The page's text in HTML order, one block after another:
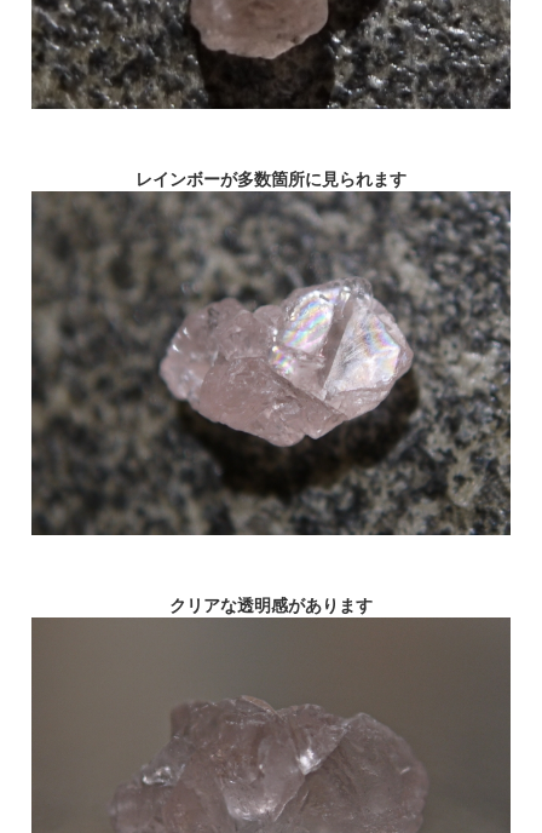
レインボーが多数箇所に見られます
クリアな透明感があります